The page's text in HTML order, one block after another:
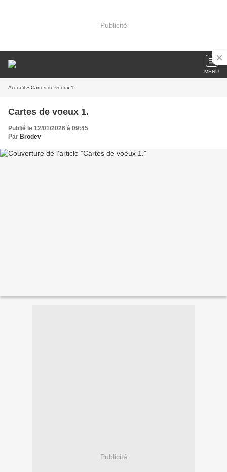
Publicité
MENU
Accueil » Cartes de voeux 1.
Cartes de voeux 1.
Publié le 12/01/2026 à 09:45
Par Brodev
Publicité